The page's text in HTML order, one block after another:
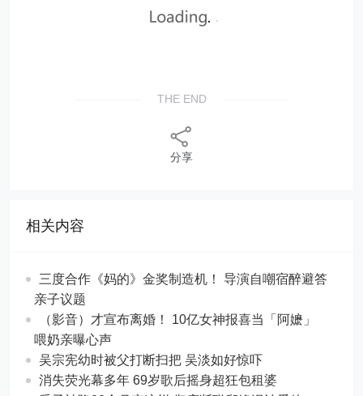
THE END
分享
相关内容
三度合作《妈的》金奖制造机！ 导演自嘲宿醉避答
亲子议题
（影音）才宣布离婚！ 10亿女神报喜当「阿嬷」
喂奶亲曝心声
吴宗宪幼时被父打断扫把 吴淡如好惊吓
消失荧光幕多年 69岁歌后摇身超狂包租婆